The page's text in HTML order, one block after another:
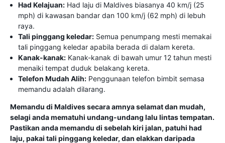
Had Kelajuan: Had laju di Maldives biasanya 40 km/j (25
mph) di kawasan bandar dan 100 km/j (62 mph) di lebuh
raya.
Tali pinggang keledar: Semua penumpang mesti memakai
tali pinggang keledar apabila berada di dalam kereta.
Kanak-kanak: Kanak-kanak di bawah umur 12 tahun mesti
menaiki tempat duduk belakang kereta.
Telefon Mudah Alih: Penggunaan telefon bimbit semasa
memandu adalah dilarang.
Memandu di Maldives secara amnya selamat dan mudah,
selagi anda mematuhi undang-undang lalu lintas tempatan.
Pastikan anda memandu di sebelah kiri jalan, patuhi had
laju, pakai tali pinggang keledar, dan elakkan daripada